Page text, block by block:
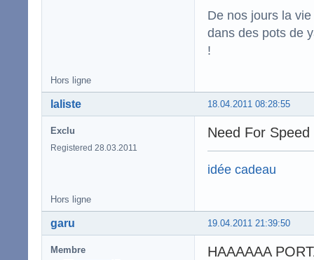
De nos jours la
dans des pots de
!
Hors ligne
18.04.2011 08:28:55
laliste
Exclu
Registered 28.03.2011
Need For
idée cadeau
Hors ligne
19.04.2011 21:39:50
garu
Membre
HAAAAAA